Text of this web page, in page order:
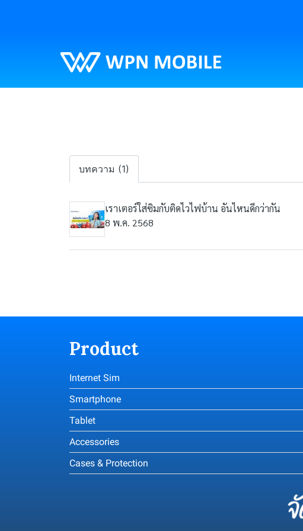
บทความ (1)
เราเตอร์ใส่ซิมกับติดไวไฟบ้าน อันไหนดีกว่ากัน
8 พ.ค. 2568
Product
Internet Sim
Smartphone
Tablet
Accessories
Cases & Protection